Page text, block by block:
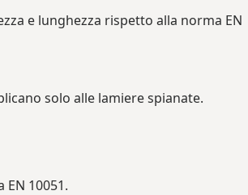
e lunghezza rispetto alla norma EN
solo alle lamiere spianate.
10051.